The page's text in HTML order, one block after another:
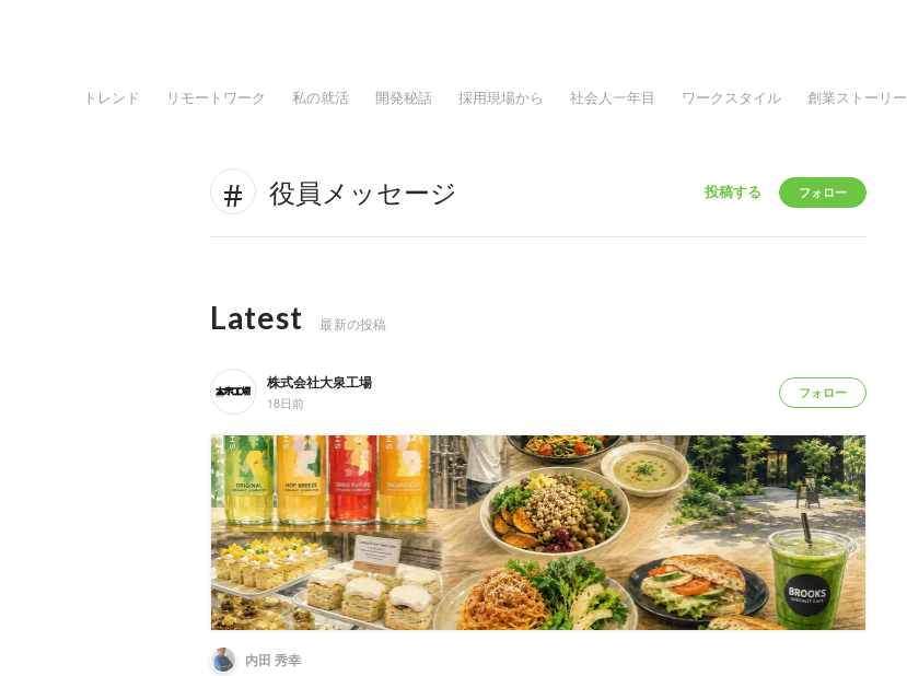
トレンド リモートワーク 私の就活 開発秘話 採用現場から 社会人一年目 ワークスタイル 創業ストーリー
役員メッセージ 投稿する フォロー
Latest 最新の投稿
株式会社大泉工場
18日前
フォロー
内田 秀幸